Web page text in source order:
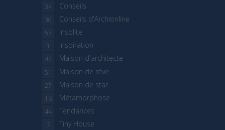
Conseils
34
Conseils d'Archionline
30
Insolite
53
Inspiration
1
Maison d'architecte
47
Maison de rêve
51
Maison de star
27
Métamorphose
16
Tendances
44
Tiny House
7